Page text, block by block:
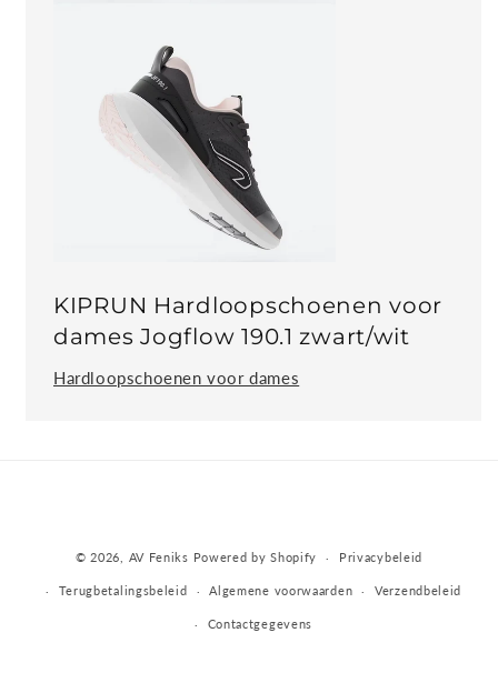
KIPRUN Hardloopschoenen voor
dames Jogflow 190.1 zwart/wit
Hardloopschoenen voor dames
© 2026, AV Feniks Powered by Shopify Privacybeleid
Terugbetalingsbeleid Algemene voorwaarden Verzendbeleid
Contactgegevens